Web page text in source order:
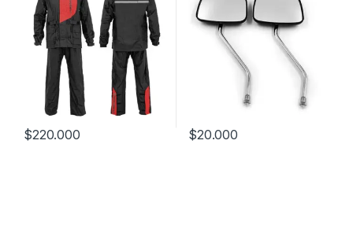
$220.000 $20.000